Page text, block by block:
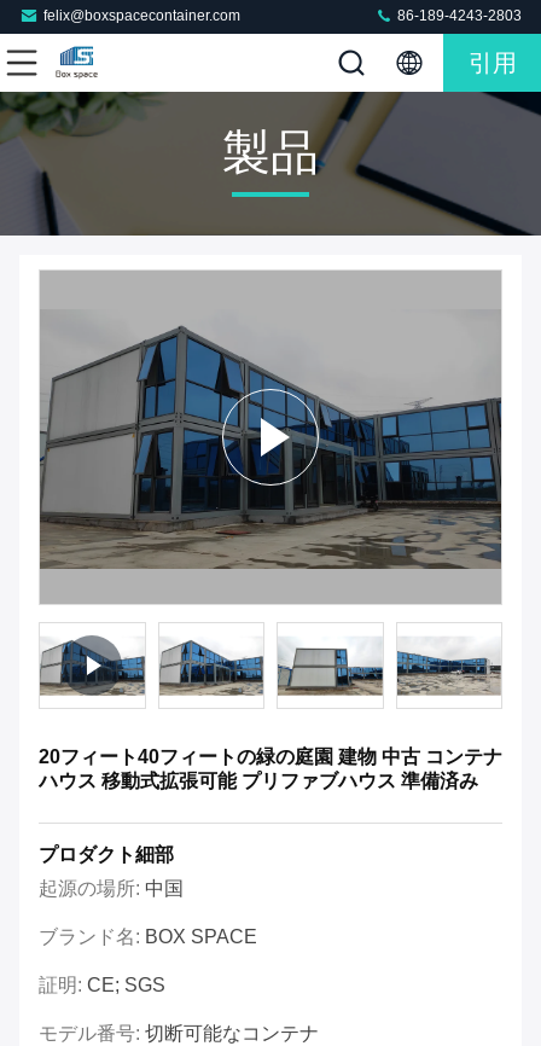
felix@boxspacecontainer.com 86-189-4243-2803
引用
製品
20フィート40フィートの緑の庭園 建物 中古 コンテナ
ハウス 移動式拡張可能 プリファブハウス 準備済み
プロダクト細部
起源の場所: 中国
ブランド名: BOX SPACE
証明: CE; SGS
モデル番号: 切断可能なコンテナ